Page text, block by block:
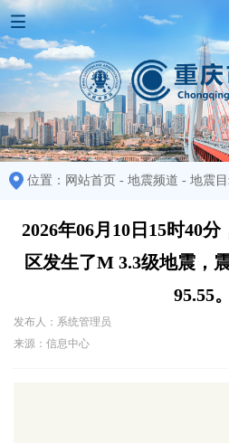
位置： 网站首页 - 地震频道 - 地震
2026年06月10日15时40
区发生了M 3.3级地震，
95.55。
发布人：系统管理员
来源：信息中心